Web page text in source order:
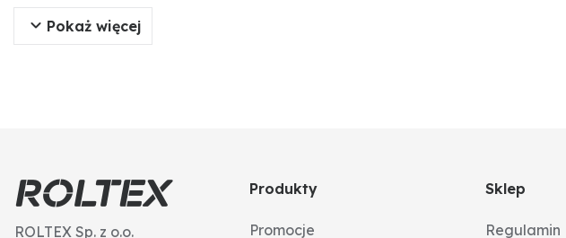
Pokaż więcej
ROLTEX Sp. z o.o.
Produkty
Promocje
Sklep
Regulamin